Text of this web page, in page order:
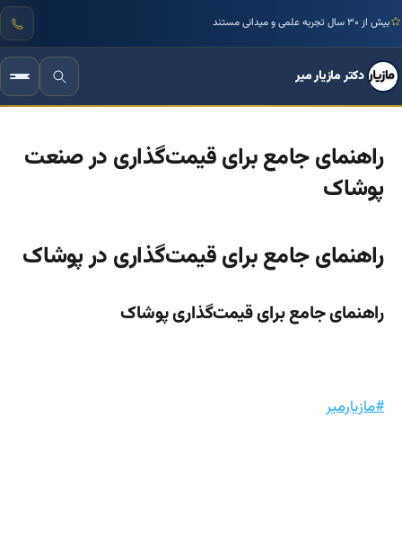
بیش از ۳۰ سال تجربه علمی و میدانی مستند
دکتر مازیار میر
راهنمای جامع برای قیمت‌گذاری در صنعت
پوشاک
راهنمای جامع برای قیمت‌گذاری در پوشاک
راهنمای جامع برای قیمت‌گذاری پوشاک
#مازیارمیر